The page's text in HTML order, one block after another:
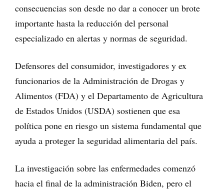
consecuencias son desde no dar a conocer un brote
importante hasta la reducción del personal
especializado en alertas y normas de seguridad.
Defensores del consumidor, investigadores y ex
funcionarios de la Administración de Drogas y
Alimentos (FDA) y el Departamento de Agricultura
de Estados Unidos (USDA) sostienen que esa
política pone en riesgo un sistema fundamental que
ayuda a proteger la seguridad alimentaria del país.
La investigación sobre las enfermedades comenzó
hacia el final de la administración Biden, pero el